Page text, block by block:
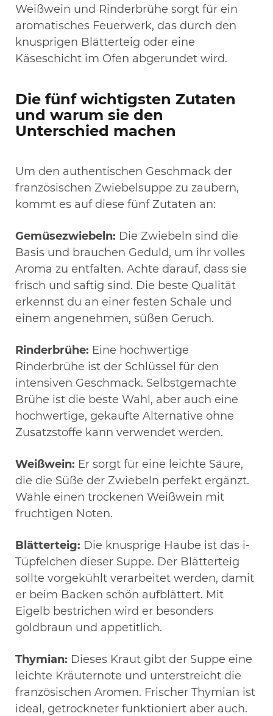
Weißwein und Rinderbrühe sorgt für ein
aromatisches Feuerwerk, das durch den
knusprigen Blätterteig oder eine
Käseschicht im Ofen abgerundet wird.
Die fünf wichtigsten Zutaten
und warum sie den
Unterschied machen
Um den authentischen Geschmack der
französischen Zwiebelsuppe zu zaubern,
kommt es auf diese fünf Zutaten an:
Gemüsezwiebeln: Die Zwiebeln sind die
Basis und brauchen Geduld, um ihr volles
Aroma zu entfalten. Achte darauf, dass sie
frisch und saftig sind. Die beste Qualität
erkennst du an einer festen Schale und
einem angenehmen, süßen Geruch.
Rinderbrühe: Eine hochwertige
Rinderbrühe ist der Schlüssel für den
intensiven Geschmack. Selbstgemachte
Brühe ist die beste Wahl, aber auch eine
hochwertige, gekaufte Alternative ohne
Zusatzstoffe kann verwendet werden.
Weißwein: Er sorgt für eine leichte Säure,
die die Süße der Zwiebeln perfekt ergänzt.
Wähle einen trockenen Weißwein mit
fruchtigen Noten.
Blätterteig: Die knusprige Haube ist das i-
Tüpfelchen dieser Suppe. Der Blätterteig
sollte vorgekühlt verarbeitet werden, damit
er beim Backen schön aufblättert. Mit
Eigelb bestrichen wird er besonders
goldbraun und appetitlich.
Thymian: Dieses Kraut gibt der Suppe eine
leichte Kräuternote und unterstreicht die
französischen Aromen. Frischer Thymian ist
ideal, getrockneter funktioniert aber auch.